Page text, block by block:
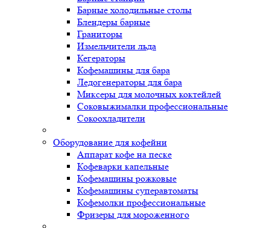
Барные холодильные столы
Блендеры барные
Граниторы
Измельчители льда
Кегераторы
Кофемашины для бара
Ледогенераторы для бара
Миксеры для молочных коктейлей
Соковыжималки профессиональные
Сокоохладители
Оборудование для кофейни
Аппарат кофе на песке
Кофеварки капельные
Кофемашины рожковые
Кофемашины суперавтоматы
Кофемолки профессиональные
Фризеры для мороженного